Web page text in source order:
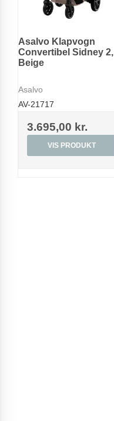
Asalvo Klapvogn
Convertibel Sidney 2,
Beige
Asalvo
AV-21717
3.695,00 kr.
VIS PRODUKT